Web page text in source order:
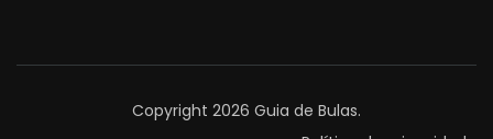
Copyright 2026 Guia de Bulas.